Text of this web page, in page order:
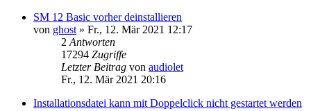
SM 12 Basic vorher deinstallieren
von ghost » Fr., 12. Mär 2021 12:17
2 Antworten
17294 Zugriffe
Letzter Beitrag von audiolet
Fr., 12. Mär 2021 20:16
Installationsdatei kann mit Doppelclick nicht gestartet werden